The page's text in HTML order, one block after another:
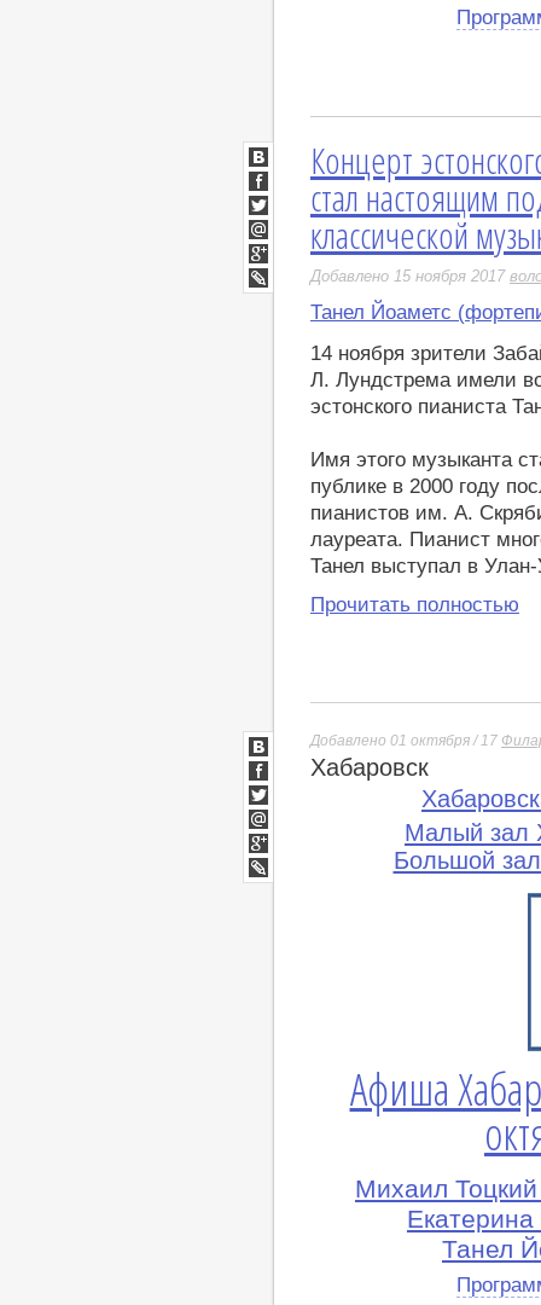
Концерт
стал настоящим
классической
Добавлено 15 ноября 2017
Танел Йоаметс
14 ноября зрители
Л. Лундстрема имели
эстонского пианиста
Имя этого музыканта
публике в 2000 году
пианистов им. А.
лауреата. Пианист
Танел выступал в
Прочитать полностью
ВКонтакте
Facebook
Twitter
Мой
Мир
Google+
LiveJournal
Добавлено 01 октября / 17
Хабаровск
Малый зал
Большой
Афиша
Михаил
Танел
ВКонтакте
Facebook
Twitter
Мой
Мир
Google+
lj